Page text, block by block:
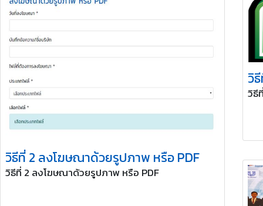
วิธีที่ 2 ลงโฆษณาด้วยรูปภาพ หรือ PDF
วิธีที่ 2 ลงโฆษณาด้วยรูปภาพ หรือ PDF
วิธี